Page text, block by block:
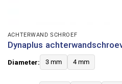
ACHTERWAND SCHROEF
Dynaplus
Diameter: 3 mm 4 mm